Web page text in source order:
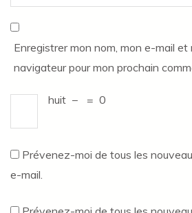
Enregistrer mon nom, mon e-mail et
navigateur pour mon prochain
huit − = 0
Prévenez-moi de tous les
e-mail.